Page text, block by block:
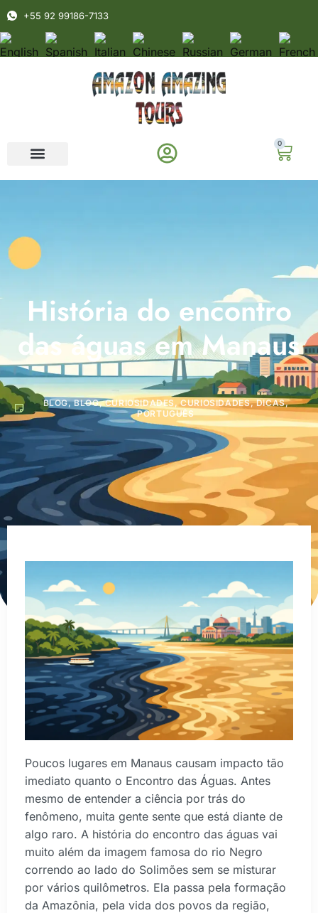
+55 92 99186-7133
0
História do encontro
das águas em Manaus
BLOG,BLOG,CURIOSIDADES ,CURIOSIDADES,DICAS,
PORTUGUÊS
Poucos lugares em Manaus causam impacto tão
imediato quanto o Encontro das Águas. Antes
mesmo de entender a ciência por trás do
fenômeno, muita gente sente que está diante de
algo raro. A história do encontro das águas vai
muito além da imagem famosa do rio Negro
correndo ao lado do Solimões sem se misturar
por vários quilômetros. Ela passa pela formação
da Amazônia, pela vida dos povos da região,